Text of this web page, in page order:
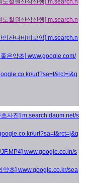
도철원산삼산행] m.search.n
의잔나비띠모임] m.search.n
은약초] www.google.com/
url?sa=t&rct=j&q
사진] m.search.daum.net/s
url?sa=t&rct=j&q
www.google.co.in/s
약초] www.google.co.kr/sea